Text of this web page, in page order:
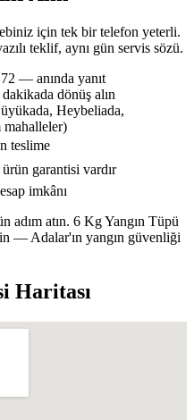
için tek bir telefon yeterli.
teklif, aynı gün servis sözü.
— anında yanıt
dakikada dönüş alın
Heybeliada,
mahalleler)
teslime
ürün garantisi vardır
imkânı
adım atın. 6 Kg Yangın Tüpü
— Adalar'ın yangın güvenliği
Haritası